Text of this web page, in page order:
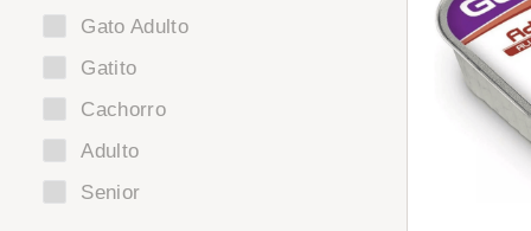
Gato Adulto
Gatito
Cachorro
Adulto
Senior